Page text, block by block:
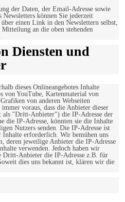
der Daten, der Email-Adresse sowie
Newsletters können Sie jederzeit
einen Link in den Newslettern selbst,
an die oben stehenden
Diensten und
dieses Onlineangebotes Inhalte
von YouTube, Kartenmaterial von
von anderen Webseiten
voraus, dass die Anbieter dieser
als "Dritt-Anbieter") die IP-Adresse der
die IP-Adresse, könnten sie die Inhalte
Nutzers senden. Die IP-Adresse ist
erforderlich. Wir bemühen uns
deren jeweilige Anbieter die IP-Adresse
verwenden. Jedoch haben wir
Dritt-Anbieter die IP-Adresse z.B. für
dies uns bekannt ist, klären wir die